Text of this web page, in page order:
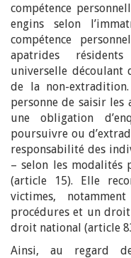
compétence
engins selon
compétence
apatrides
universelle
de la non-
personne de saisir les
une obligation
poursuivre ou
responsabilité des
– selon les modalités
(article 15). Elle
victimes,
procédures et un
droit national (article
Ainsi, au regard